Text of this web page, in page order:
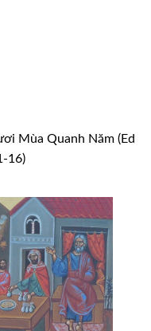
Mùa Quanh Năm (Ed
16)